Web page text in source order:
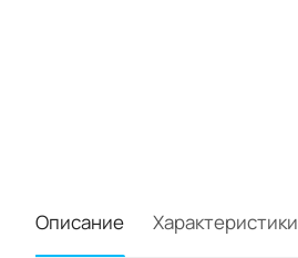
Описание Характеристики